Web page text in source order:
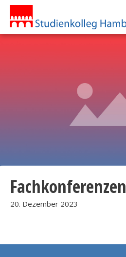
Fachkonferenzen
20. Dezember 2023